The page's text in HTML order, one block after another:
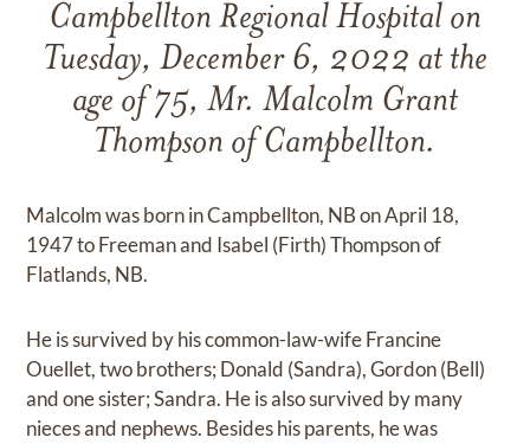
Campbellton Regional Hospital on
Tuesday, December 6, 2022 at the
age of 75, Mr. Malcolm Grant
Thompson of Campbellton.
Malcolm was born in Campbellton, NB on April 18,
1947 to Freeman and Isabel (Firth) Thompson of
Flatlands, NB.
He is survived by his common-law-wife Francine
Ouellet, two brothers; Donald (Sandra), Gordon (Bell)
and one sister; Sandra. He is also survived by many
nieces and nephews. Besides his parents, he was